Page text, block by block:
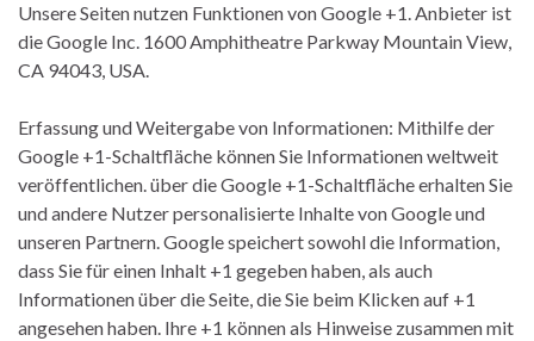
Unsere Seiten nutzen Funktionen von Google +1. Anbieter ist
die Google Inc. 1600 Amphitheatre Parkway Mountain View,
CA 94043, USA.
Erfassung und Weitergabe von Informationen: Mithilfe der
Google +1-Schaltfläche können Sie Informationen weltweit
veröffentlichen. über die Google +1-Schaltfläche erhalten Sie
und andere Nutzer personalisierte Inhalte von Google und
unseren Partnern. Google speichert sowohl die Information,
dass Sie für einen Inhalt +1 gegeben haben, als auch
Informationen über die Seite, die Sie beim Klicken auf +1
angesehen haben. Ihre +1 können als Hinweise zusammen mit